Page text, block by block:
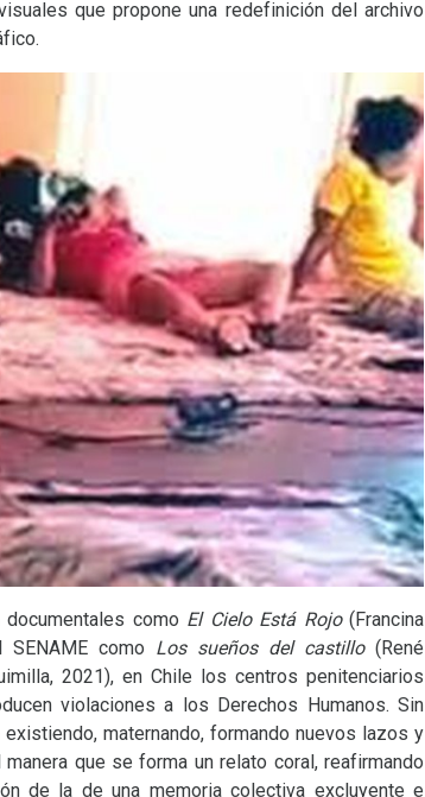
que propone una redefinición del archivo
como El Cielo Está Rojo(Francina
SENAME como Los sueños del castillo (René
2021), en Chile los centros penitenciarios
violaciones a los Derechos Humanos. Sin
maternando, formando nuevos lazos y
que se forma un relato coral, reafirmando
de la de una memoria colectiva excluyente e